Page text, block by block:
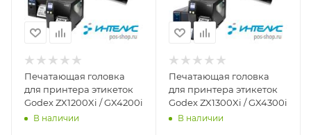
Печатающая головка
для принтера этикеток
Godex ZX1200Xi / GX4200i
В наличии
Печатающая головка
для принтера этикеток
Godex ZX1300Xi / GX4300i
В наличии